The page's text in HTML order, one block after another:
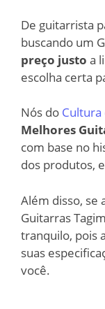
De guitarrista
buscando um
preço justo a
escolha certa
Nós do Cultura
Melhores
com base no
dos produtos,
Além disso, se
Guitarras
tranquilo, pois
suas
você.